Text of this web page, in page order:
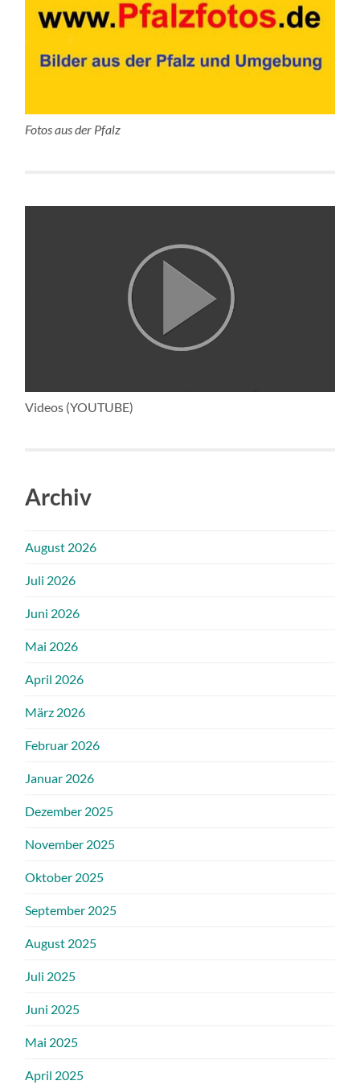
Fotos aus der Pfalz
Videos (YOUTUBE)
Archiv
August 2026
Juli 2026
Juni 2026
Mai 2026
April 2026
März 2026
Februar 2026
Januar 2026
Dezember 2025
November 2025
Oktober 2025
September 2025
August 2025
Juli 2025
Juni 2025
Mai 2025
April 2025